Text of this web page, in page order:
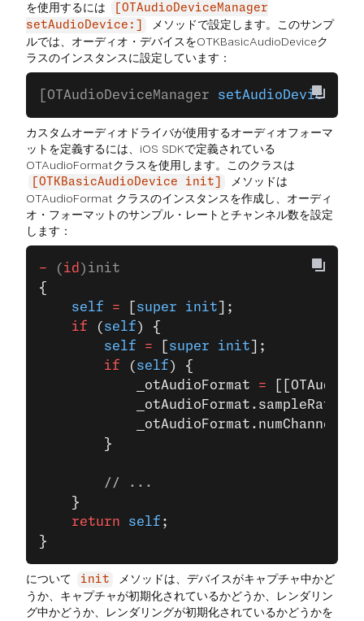
を使用するには
[OTAudioDeviceManager
setAudioDevice:]
メソッドで設定します。このサンプ
ルでは、オーディオ・デバイスをOTKBasicAudioDeviceク
ラスのインスタンスに設定しています：
[OTAudioDeviceManager setAudioDevice:
カスタムオーディオドライバが使用するオーディオフォーマ
ットを定義するには、iOS SDKで定義されている
OTAudioFormatクラスを使用します。このクラスは
[OTKBasicAudioDevice init]
メソッドは
OTAudioFormat クラスのインスタンスを作成し、オーディ
オ・フォーマットのサンプル・レートとチャンネル数を設定
します：
- ( id )init
{
    self
= super init ];
    if
( self ) {
        self
= super init ];
        if
( self ) {
            _otAudioFormat
=
            _otAudioFormat.sampleRate
            _otAudioFormat.numChannels
        }
        // ...
    }
    return
self ;
}
について init
メソッドは、デバイスがキャプチャ中かど
うか、キャプチャが初期化されているかどうか、レンダリン
グ中かどうか、レンダリングが初期化されているかどうかを